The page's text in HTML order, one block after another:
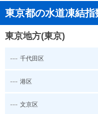
東京都の水道凍結指
東京地方(東京)
--- 千代田区
--- 港区
--- 文京区